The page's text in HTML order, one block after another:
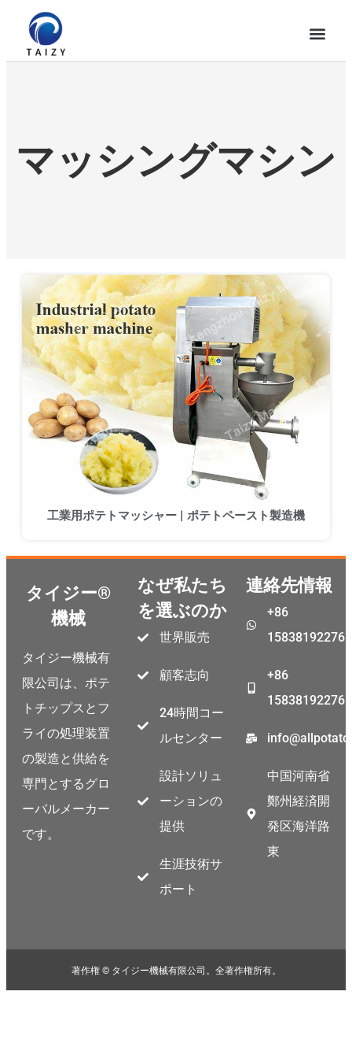
マッシングマシン
工業用ポテトマッシャー | ポテトペースト製造機
タイジー®
機械
タイジー機械有
限公司は、ポテ
トチップスとフ
ライの処理装置
の製造と供給を
専門とするグロ
ーバルメーカー
です。
なぜ私たち
を選ぶのか
世界販売
顧客志向
24時間コー
ルセンター
設計ソリュ
ーションの
提供
生涯技術サ
ポート
連絡先情報
+86
15838192276
+86
15838192276
中国河南省
鄭州経済開
発区海洋路
東
著作権 © タイジー機械有限公司。全著作権所有。
Hindi
Bengali
German
Greek
Indonesian
Korean
Swahili
Malayalam
Malay